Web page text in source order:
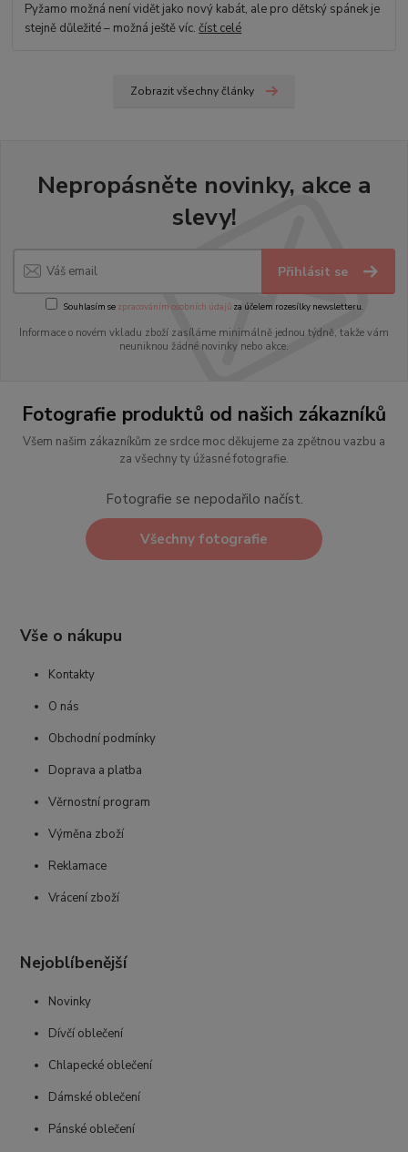
Pyžamo možná není vidět jako nový kabát, ale pro dětský spánek je
stejně důležité – možná ještě víc.číst celé
Zobrazit všechny články
Nepropásněte novinky, akce a
slevy!
Přihlásit se
Souhlasím se zpracováním osobních údajůza účelem rozesílky newsletteru.
Informace o novém vkladu zboží zasíláme minimálně jednou týdně, takže vám
neuniknou žádné novinky nebo akce.
Fotografie produktů od našich zákazníků
Všem našim zákazníkům ze srdce moc děkujeme za zpětnou vazbu a
za všechny ty úžasné fotografie.
Fotografie se nepodařilo načíst.
Všechny fotografie
Vše o nákupu
Kontakty
O nás
Obchodní podmínky
Doprava a platba
Věrnostní program
Výměna zboží
Reklamace
Vrácení zboží
Nejoblíbenější
Novinky
Dívčí oblečení
Chlapecké oblečení
Dámské oblečení
Pánské oblečení